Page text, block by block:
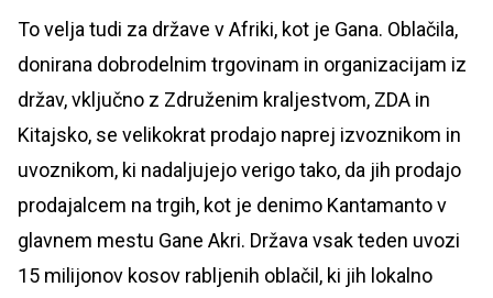
To velja tudi za države v Afriki, kot je Gana. Oblačila,
donirana dobrodelnim trgovinam in organizacijam iz
držav, vključno z Združenim kraljestvom, ZDA in
Kitajsko, se velikokrat prodajo naprej izvoznikom in
uvoznikom, ki nadaljujejo verigo tako, da jih prodajo
prodajalcem na trgih, kot je denimo Kantamanto v
glavnem mestu Gane Akri. Država vsak teden uvozi
15 milijonov kosov rabljenih oblačil, ki jih lokalno